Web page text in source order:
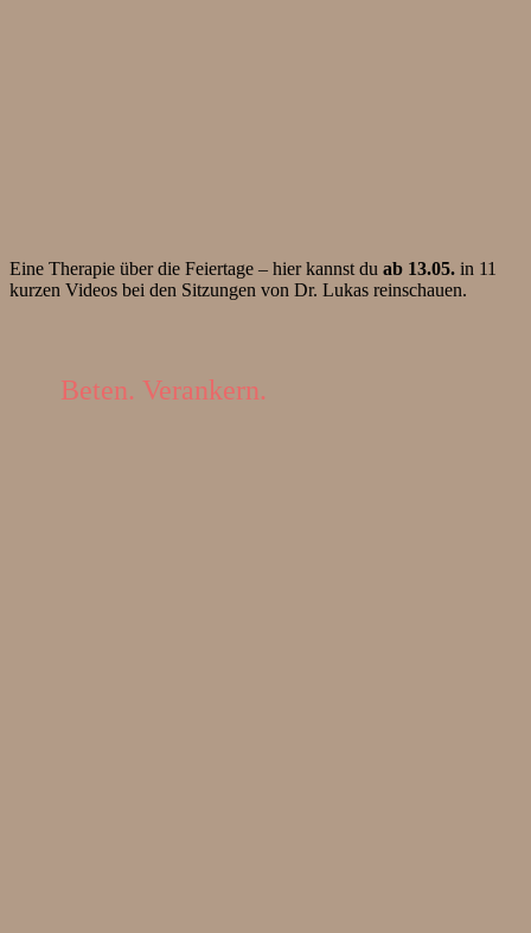
Eine Therapie über die Feiertage – hier kannst du ab 13.05. in 11
kurzen Videos bei den Sitzungen von Dr. Lukas reinschauen.
Beten. Verankern.